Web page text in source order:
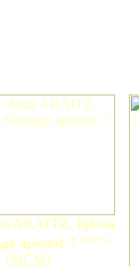
ARAITZ. Iglesia
apóstol. 7 nuevo
(MCM)